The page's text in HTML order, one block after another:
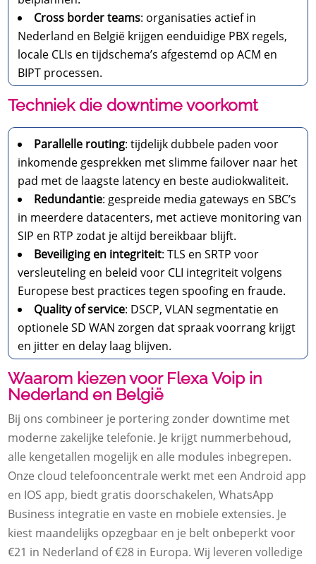
Cross border teams: organisaties actief in
Nederland en België krijgen eenduidige PBX regels,
locale CLIs en tijdschema’s afgestemd op ACM en
BIPT processen.
Techniek die downtime voorkomt
Parallelle routing: tijdelijk dubbele paden voor
inkomende gesprekken met slimme failover naar het
pad met de laagste latency en beste audiokwaliteit.
Redundantie: gespreide media gateways en SBC’s
in meerdere datacenters, met actieve monitoring van
SIP en RTP zodat je altijd bereikbaar blijft.
Beveiliging en integriteit: TLS en SRTP voor
versleuteling en beleid voor CLI integriteit volgens
Europese best practices tegen spoofing en fraude.
Quality of service: DSCP, VLAN segmentatie en
optionele SD WAN zorgen dat spraak voorrang krijgt
en jitter en delay laag blijven.
Waarom kiezen voor Flexa Voip in
Nederland en België
Bij ons combineer je portering zonder downtime met
moderne zakelijke telefonie. Je krijgt nummerbehoud,
alle kengetallen mogelijk en alle modules inbegrepen.
Onze cloud telefooncentrale werkt met een Android app
en IOS app, biedt gratis doorschakelen, WhatsApp
Business integratie en vaste en mobiele extensies. Je
kiest maandelijks opzegbaar en je belt onbeperkt voor
€21 in Nederland of €28 in Europa. Wij leveren volledige